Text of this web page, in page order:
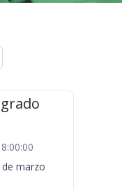
marzo